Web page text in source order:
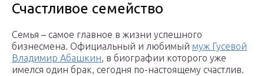
Счастливое семейство
Семья – самое главное в жизни успешного
бизнесмена. Официальный и любимый муж Гусевой
Владимир Абашкин, в биографии которого уже
имелся один брак, сегодня по-настоящему счастлив.